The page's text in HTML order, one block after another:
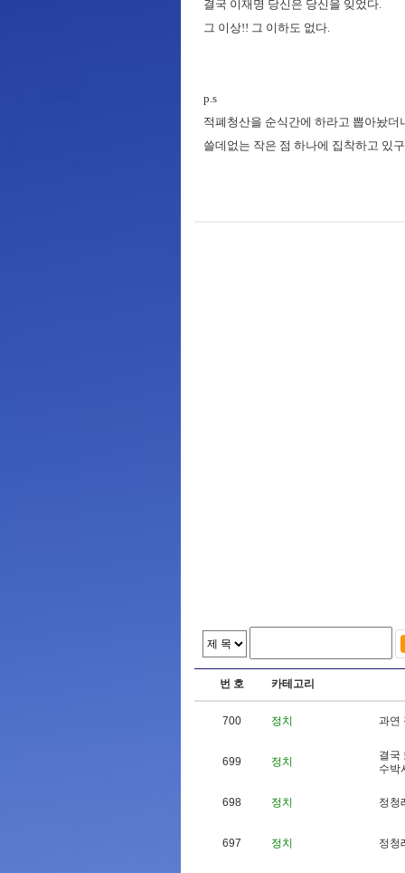
결국 이재명 당신은 당신을 잊었다.
그 이상!! 그 이하도 없다.
p.s
적폐청산을 순식간에 하라고 뽑아놨더
쓸데없는 작은 점 하나에 집착하고 있
번 호 카테고리
700 정치 과연
699 정치 결 국
수박
698 정치 정청
697 정치 정청